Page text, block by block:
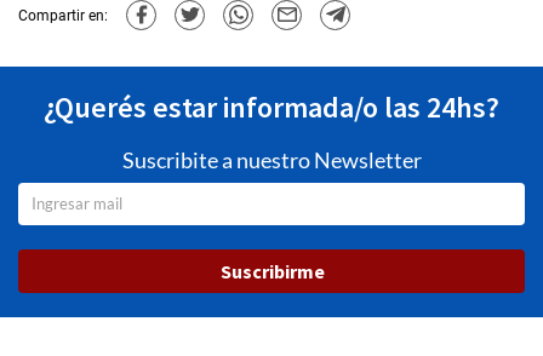
Compartir en:
¿Querés estar informada/o las 24hs?
Suscribite a nuestro Newsletter
Suscribirme